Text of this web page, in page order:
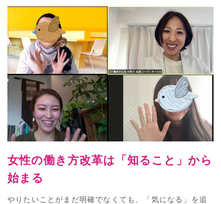
女性の働き方改革は「知ること」から
始まる
やりたいことがまだ明確でなくても、「気になる」を追